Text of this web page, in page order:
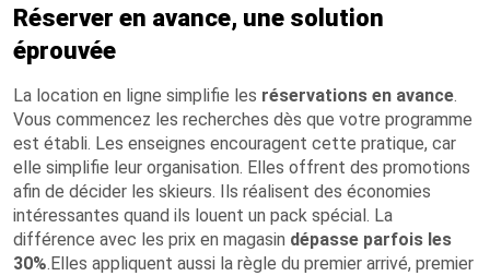
Réserver en avance, une solution
éprouvée
La location en ligne simplifie les réservations en avance.
Vous commencez les recherches dès que votre programme
est établi. Les enseignes encouragent cette pratique, car
elle simplifie leur organisation. Elles offrent des promotions
afin de décider les skieurs. Ils réalisent des économies
intéressantes quand ils louent un pack spécial. La
différence avec les prix en magasin dépasse parfois les
30%.Elles appliquent aussi la règle du premier arrivé, premier